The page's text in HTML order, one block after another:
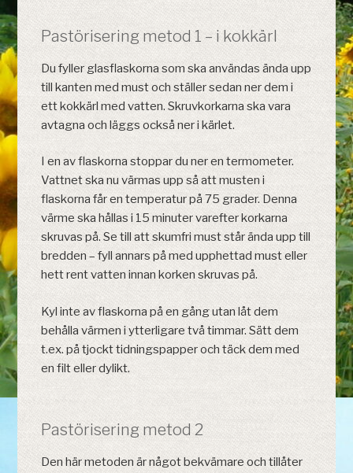
Pastörisering metod 1 – i kokkärl
Du fyller glasflaskorna som ska användas ända upp
till kanten med must och ställer sedan ner dem i
ett kokkärl med vatten. Skruvkorkarna ska vara
avtagna och läggs också ner i kärlet.
I en av flaskorna stoppar du ner en termometer.
Vattnet ska nu värmas upp så att musten i
flaskorna får en temperatur på 75 grader. Denna
värme ska hållas i 15 minuter varefter korkarna
skruvas på. Se till att skumfri must står ända upp till
bredden – fyll annars på med upphettad must eller
hett rent vatten innan korken skruvas på.
Kyl inte av flaskorna på en gång utan låt dem
behålla värmen i ytterligare två timmar. Sätt dem
t.ex. på tjockt tidningspapper och täck dem med
en filt eller dylikt.
Pastörisering metod 2
Den här metoden är något bekvämare och tillåter